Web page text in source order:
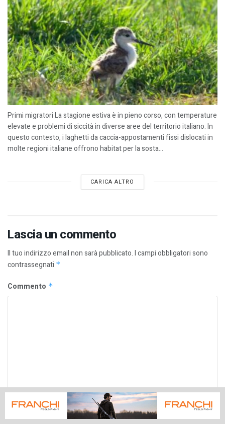
Primi migratori La stagione estiva è in pieno corso, con temperature
elevate e problemi di siccità in diverse aree del territorio italiano. In
questo contesto, i laghetti da caccia-appostamenti fissi dislocati in
molte regioni italiane offrono habitat per la sosta...
CARICA ALTRO
Lascia un commento
Il tuo indirizzo email non sarà pubblicato.I campi obbligatori sono
contrassegnati *
Commento *
*